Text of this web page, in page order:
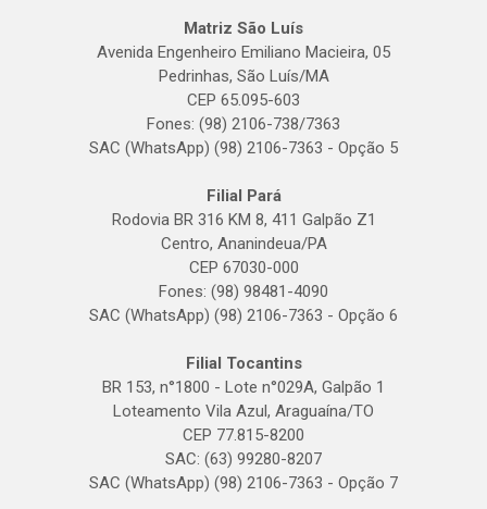
Matriz São Luís
Avenida Engenheiro Emiliano Macieira, 05
Pedrinhas, São Luís/MA
CEP 65.095-603
Fones: (98) 2106-738/7363
SAC (WhatsApp) (98) 2106-7363 - Opção 5
Filial Pará
Rodovia BR 316 KM 8, 411 Galpão Z1
Centro, Ananindeua/PA
CEP 67030-000
Fones: (98) 98481-4090
SAC (WhatsApp) (98) 2106-7363 - Opção 6
Filial Tocantins
BR 153, n°1800 - Lote n°029A, Galpão 1
Loteamento Vila Azul, Araguaína/TO
CEP 77.815-8200
SAC: (63) 99280-8207
SAC (WhatsApp) (98) 2106-7363 - Opção 7